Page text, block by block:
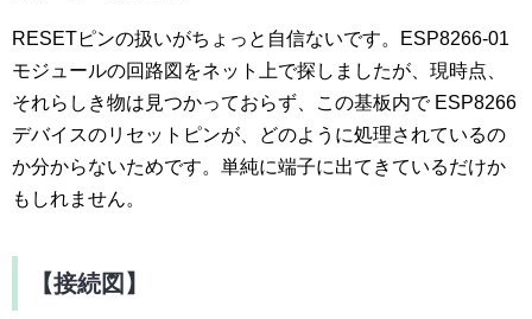
RESETピンの扱いがちょっと自信ないです。ESP8266-01
モジュールの回路図をネット上で探しましたが、現時点、
それらしき物は見つかっておらず、この基板内で ESP8266
デバイスのリセットピンが、どのように処理されているの
か分からないためです。単純に端子に出てきているだけか
もしれません。
【接続図】